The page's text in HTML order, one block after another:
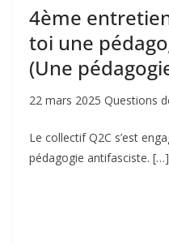
4ème
toi une
(Une
22 mars 2025 Questions
Le collectif Q2C s’est
pédagogie antifasciste. […]